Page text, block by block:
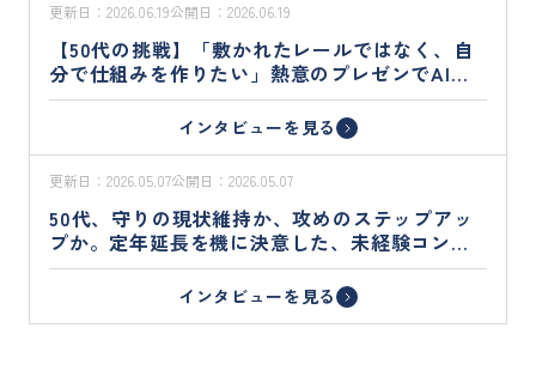
更新日： 2026.06.19公開日： 2026.06.19
【50代の挑戦】「敷かれたレールではなく、自
分で仕組みを作りたい」熱意のプレゼンでAI領
域のコンサルタントへ。大幅な年収アップとリ
モート環境を勝ち取った軌跡
インタビューを見る
更新日： 2026.05.07公開日： 2026.05.07
50代、守りの現状維持か、攻めのステップアッ
プか。定年延長を機に決意した、未経験コンサ
ルタントへの挑戦。
インタビューを見る